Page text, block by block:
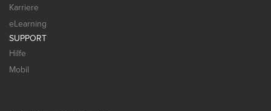
Karriere
eLearning
SUPPORT
Hilfe
Mobil